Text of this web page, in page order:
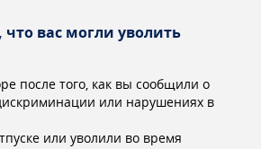
вас могли уволить
после того, как вы сообщили о
или нарушениях в
или уволили во время